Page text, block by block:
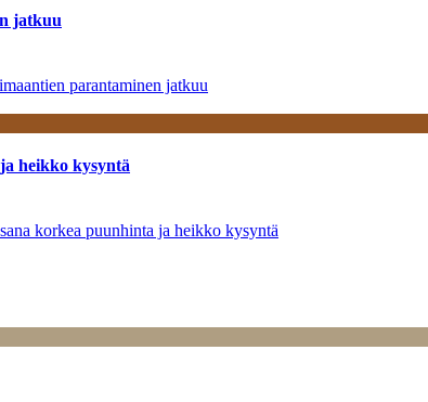
jatkuu
parantaminen jatkuu
heikko kysyntä
korkea puunhinta ja heikko kysyntä